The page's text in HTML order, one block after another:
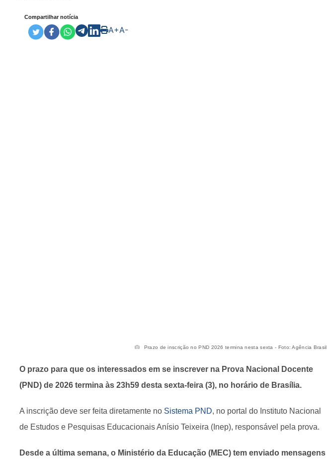
Compartilhar notícia
A+A-
Prazo de inscrição no PND 2026 termina nesta sexta - Foto: Agência Brasil
O prazo para que os interessados em se inscrever na Prova Nacional Docente
(PND) de 2026 termina às 23h59 desta sexta-feira (3), no horário de Brasília.
A inscrição deve ser feita diretamente no Sistema PND, no portal do Instituto Nacional
de Estudos e Pesquisas Educacionais Anísio Teixeira (Inep), responsável pela prova.
Desde a última semana, o Ministério da Educação (MEC) tem enviado mensagens